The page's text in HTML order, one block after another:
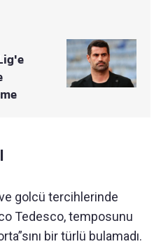
golcü tercihlerinde
Tedesco, temposunu
bir türlü bulamadı.